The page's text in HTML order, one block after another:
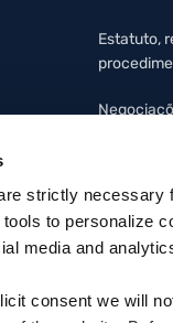
strictly
to personalize
media and
consent we will
Estatuto,